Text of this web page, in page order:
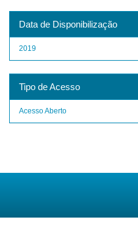
Data de Disponibilização
2019
Tipo de Acesso
Acesso Aberto